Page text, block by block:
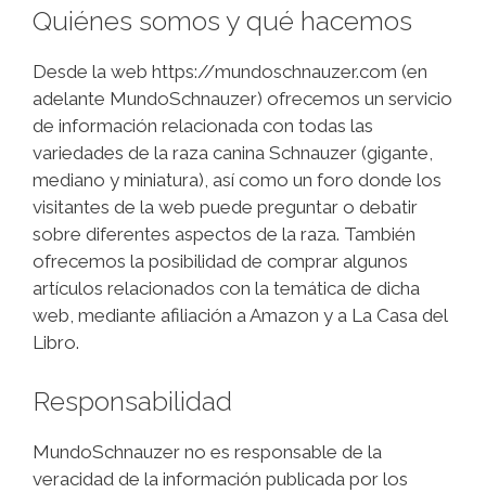
Quiénes somos y qué hacemos
Desde la web https://mundoschnauzer.com (en
adelante MundoSchnauzer) ofrecemos un servicio
de información relacionada con todas las
variedades de la raza canina Schnauzer (gigante,
mediano y miniatura), así como un foro donde los
visitantes de la web puede preguntar o debatir
sobre diferentes aspectos de la raza. También
ofrecemos la posibilidad de comprar algunos
artículos relacionados con la temática de dicha
web, mediante afiliación a Amazon y a La Casa del
Libro.
Responsabilidad
MundoSchnauzer no es responsable de la
veracidad de la información publicada por los